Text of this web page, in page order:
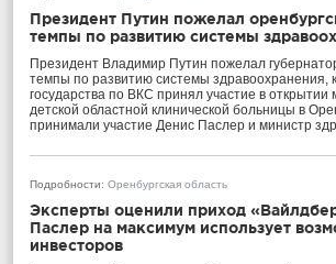
Президент Путин пожелал
темпы по развитию системы
Президент Владимир Путин пожелал
темпы по развитию системы здравоохранения,
государства по ВКС принял участие в
детской областной клинической больницы в
принимали участие Денис Паслер и министр
Подробности: Оренбургская область
Эксперты оценили приход
Паслер на максимум использует
инвесторов